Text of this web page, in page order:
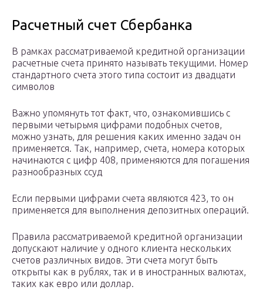
Расчетный счет Сбербанка
В рамках рассматриваемой кредитной организации
расчетные счета принято называть текущими. Номер
стандартного счета этого типа состоит из двадцати
символов
Важно упомянуть тот факт, что, ознакомившись с
первыми четырьмя цифрами подобных счетов,
можно узнать, для решения каких именно задач он
применяется. Так, например, счета, номера которых
начинаются с цифр 408, применяются для погашения
разнообразных ссуд
Если первыми цифрами счета являются 423, то он
применяется для выполнения депозитных операций.
Правила рассматриваемой кредитной организации
допускают наличие у одного клиента нескольких
счетов различных видов. Эти счета могут быть
открыты как в рублях, так и в иностранных валютах,
таких как евро или доллар.